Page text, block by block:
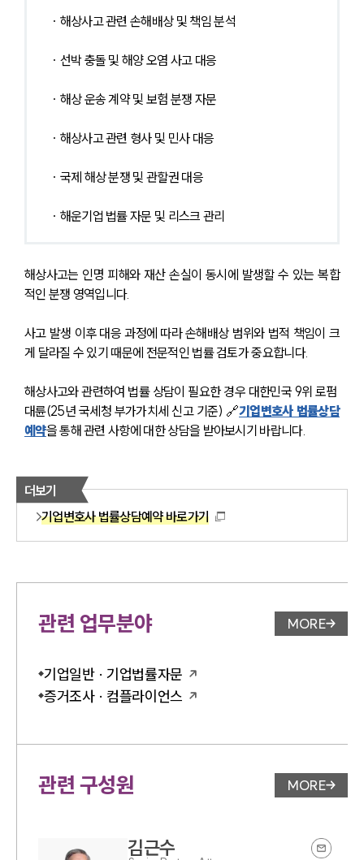
· 해상사고 관련 손해배상 및 책임 분석
· 선박 충돌 및 해양 오염 사고 대응
· 해상 운송 계약 및 보험 분쟁 자문
· 해상사고 관련 형사 및 민사 대응
· 국제 해상 분쟁 및 관할권 대응
· 해운기업 법률 자문 및 리스크 관리
해상사고는 인명 피해와 재산 손실이 동시에 발생할 수 있는 복합
적인 분쟁 영역입니다.
사고 발생 이후 대응 과정에 따라 손해배상 범위와 법적 책임이 크
게 달라질 수 있기 때문에 전문적인 법률 검토가 중요합니다.
해상사고와 관련하여 법률 상담이 필요한 경우 대한민국 9위 로펌
대륜(25년 국세청 부가가치세 신고 기준) 🔗기업변호사 법률상담
예약을 통해 관련 사항에 대한 상담을 받아보시기 바랍니다.
더보기
기업변호사 법률상담예약 바로가기
관련 업무분야 업무분야
MORE
기업일반 · 기업법률자문
증거조사 · 컴플라이언스
관련 구성원 변호사 페
MORE
김근수